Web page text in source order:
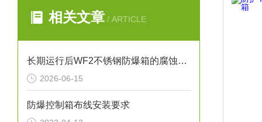
相关文章 / ARTICLE
长期运行后WF2不锈钢防爆箱的腐蚀点检查方法
2026-06-15
防爆控制箱布线安装要求